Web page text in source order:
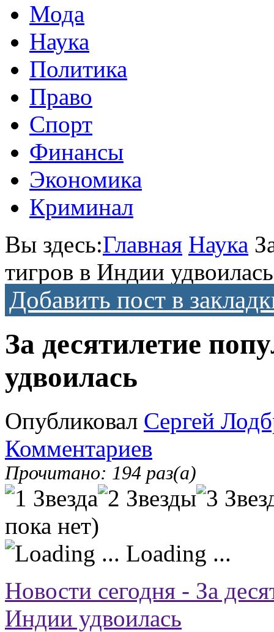
Мода
Наука
Политика
Право
Спорт
Финансы
Экономика
Криминал
Вы здесь:Главная Наука
тигров в Индии удвоилась
Добавить пост в
За десятилетие
удвоилась
Опубликовал Сергей
Комментариев
Прочитано: 194 раз(а)
пока нет)
Loading ...
Новости сегодня - За
Индии удвоилась